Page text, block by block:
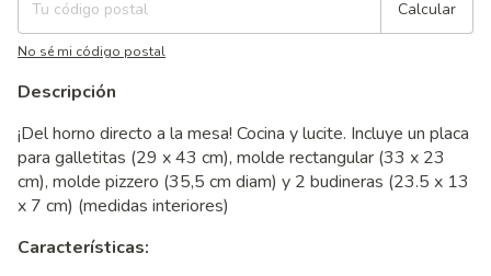
Calcular
No sé mi código postal
Descripción
¡Del horno directo a la mesa! Cocina y lucite. Incluye un placa
para galletitas (29 x 43 cm), molde rectangular (33 x 23
cm), molde pizzero (35,5 cm diam) y 2 budineras (23.5 x 13
x 7 cm) (medidas interiores)
Características: